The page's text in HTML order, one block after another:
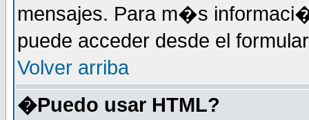
mensajes. Para m�s
puede acceder desde el
Volver arriba
�Puedo usar HTML?